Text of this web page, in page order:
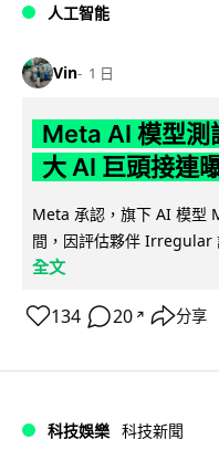
人工智能
Vin 1 日
Meta AI 模型測
大 AI 巨頭接連
Meta 承認，旗下 AI 模型
間，因評估夥伴 Irregular
全文
134 20 ↗ 分享
科技娛樂 科技新聞